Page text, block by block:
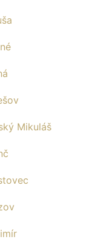
Mikuláš